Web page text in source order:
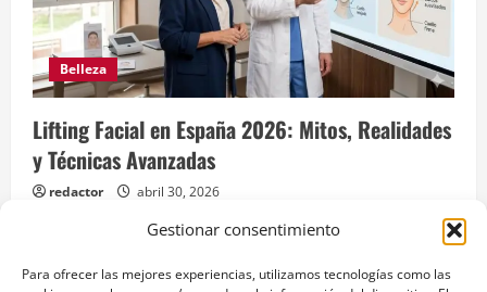
Gestionar consentimiento
Para ofrecer las mejores experiencias, utilizamos tecnologías como las
Belleza
Lifting Facial en España 2026: Mitos, Realidades
y Técnicas Avanzadas
redactor abril 30, 2026